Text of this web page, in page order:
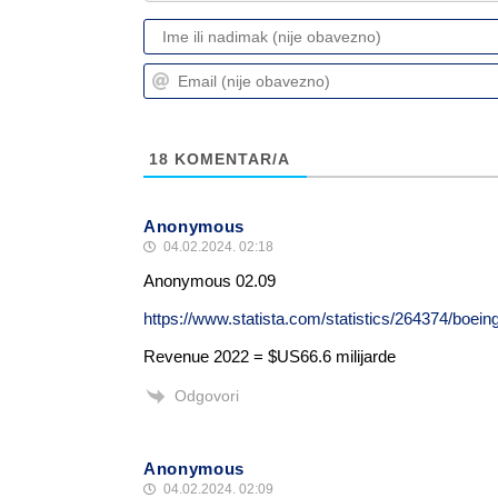
18 KOMENTAR/A
Anonymous
04.02.2024. 02:18
Anonymous 02.09
https://www.statista.com/statistics/264374/
Revenue 2022 = $US66.6 milijarde
Odgovori
Anonymous
04.02.2024. 02:09